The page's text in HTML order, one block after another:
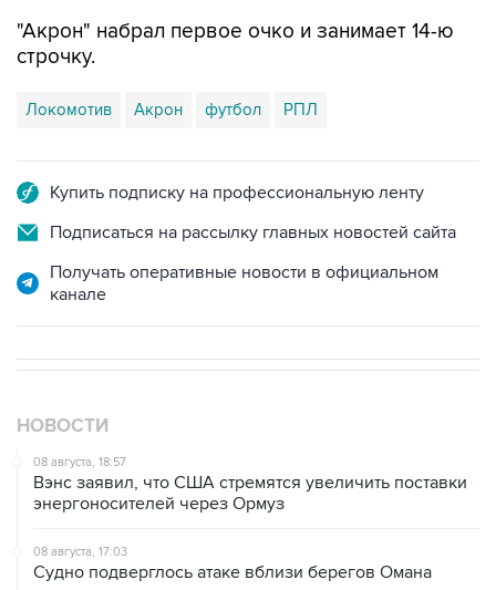
"Акрон" набрал первое очко и занимает 14-ю
строчку.
Локомотив Акрон футбол РПЛ
Купить подписку на профессиональную ленту
Подписаться на рассылку главных новостей сайта
Получать оперативные новости в официальном
канале
НОВОСТИ
08 августа, 18:57
Вэнс заявил, что США стремятся увеличить поставки
энергоносителей через Ормуз
08 августа, 17:03
Судно подверглось атаке вблизи берегов Омана